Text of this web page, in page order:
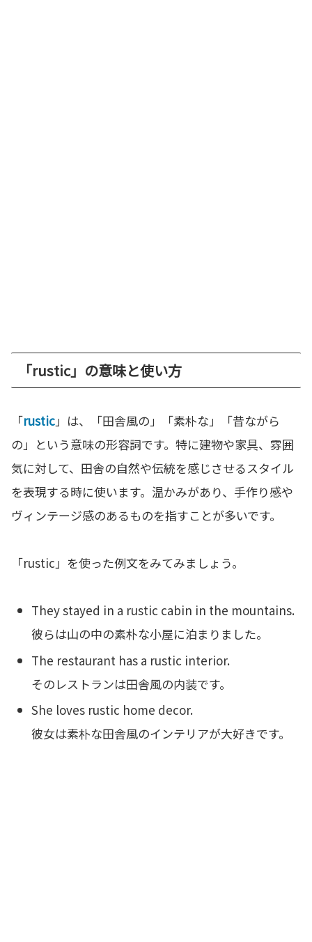
「rustic」の意味と使い方
「rustic」は、「田舎風の」「素朴な」「昔ながら
の」という意味の形容詞です。特に建物や家具、雰囲
気に対して、田舎の自然や伝統を感じさせるスタイル
を表現する時に使います。温かみがあり、手作り感や
ヴィンテージ感のあるものを指すことが多いです。
「rustic」を使った例文をみてみましょう。
They stayed in a rustic cabin in the mountains.
彼らは山の中の素朴な小屋に泊まりました。
The restaurant has a rustic interior.
そのレストランは田舎風の内装です。
She loves rustic home decor.
彼女は素朴な田舎風のインテリアが大好きです。